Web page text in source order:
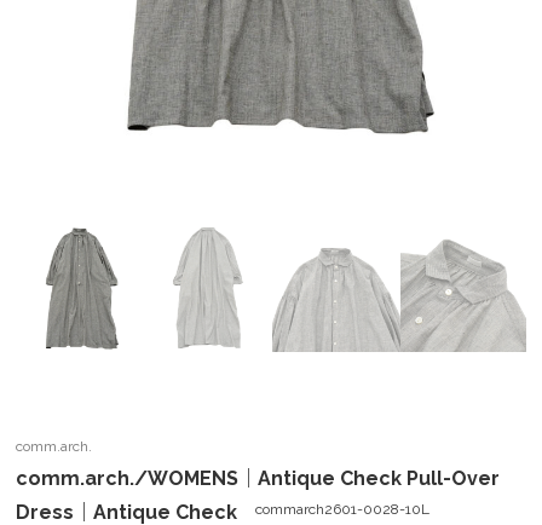
comm.arch.
comm.arch./WOMENS｜Antique Check Pull-Over
Dress｜Antique Check
commarch2601-0028-10L